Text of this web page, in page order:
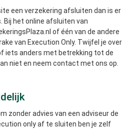
een verzekering afsluiten dan is er
Bij het online afsluiten van
of één van de andere
van Execution Only. Twijfel je over
iets anders met betrekking tot de
niet en neem contact met ons op.
zonder advies van een adviseur de
only af te sluiten ben je zelf